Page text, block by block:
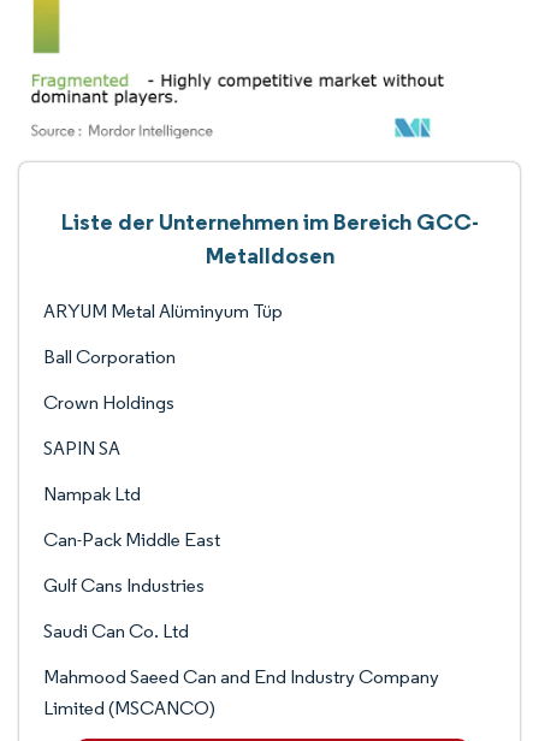
Liste der Unternehmen im Bereich GCC-
Metalldosen
ARYUM Metal Alüminyum Tüp
Ball Corporation
Crown Holdings
SAPIN SA
Nampak Ltd
Can-Pack Middle East
Gulf Cans Industries
Saudi Can Co. Ltd
Mahmood Saeed Can and End Industry Company
Limited (MSCANCO)